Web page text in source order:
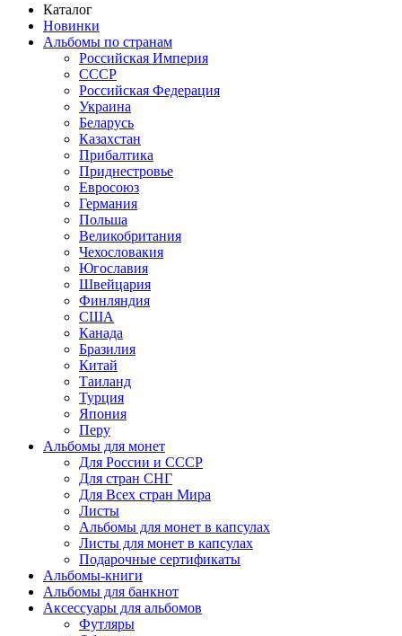
Каталог
Новинки
Альбомы по странам
Российская Империя
СССР
Российская Федерация
Украина
Беларусь
Казахстан
Прибалтика
Приднестровье
Евросоюз
Германия
Польша
Великобритания
Чехословакия
Югославия
Швейцария
Финляндия
США
Канада
Бразилия
Китай
Таиланд
Турция
Япония
Перу
Альбомы для монет
Для России и СССР
Для стран СНГ
Для Всех стран Мира
Листы
Альбомы для монет в капсулах
Листы для монет в капсулах
Подарочные сертификаты
Альбомы-книги
Альбомы для банкнот
Аксессуары для альбомов
Футляры